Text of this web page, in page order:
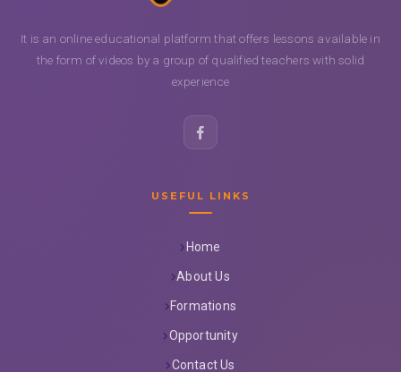
It is an online educational platform that offers lessons available in
the form of videos by a group of qualified teachers with solid
experience
USEFUL LINKS
Home
About Us
Formations
Opportunity
Contact Us